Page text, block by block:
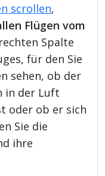
scrollen,
Flügen vom
Spalte
für den Sie
sehen, ob der
in der Luft
oder ob er sich
Sie die
ihre